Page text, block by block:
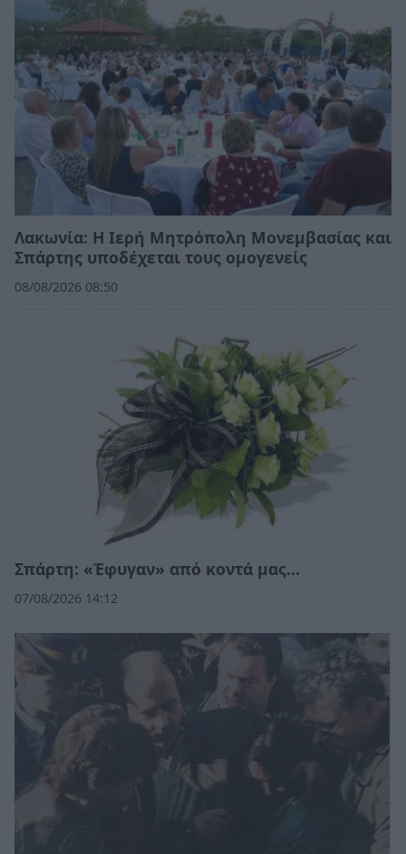
Λακωνία: Η Ιερή Μητρόπολη Μονεμβασίας και
Σπάρτης υποδέχεται τους ομογενείς
08/08/2026 08:50
Σπάρτη: «Έφυγαν» από κοντά μας…
07/08/2026 14:12